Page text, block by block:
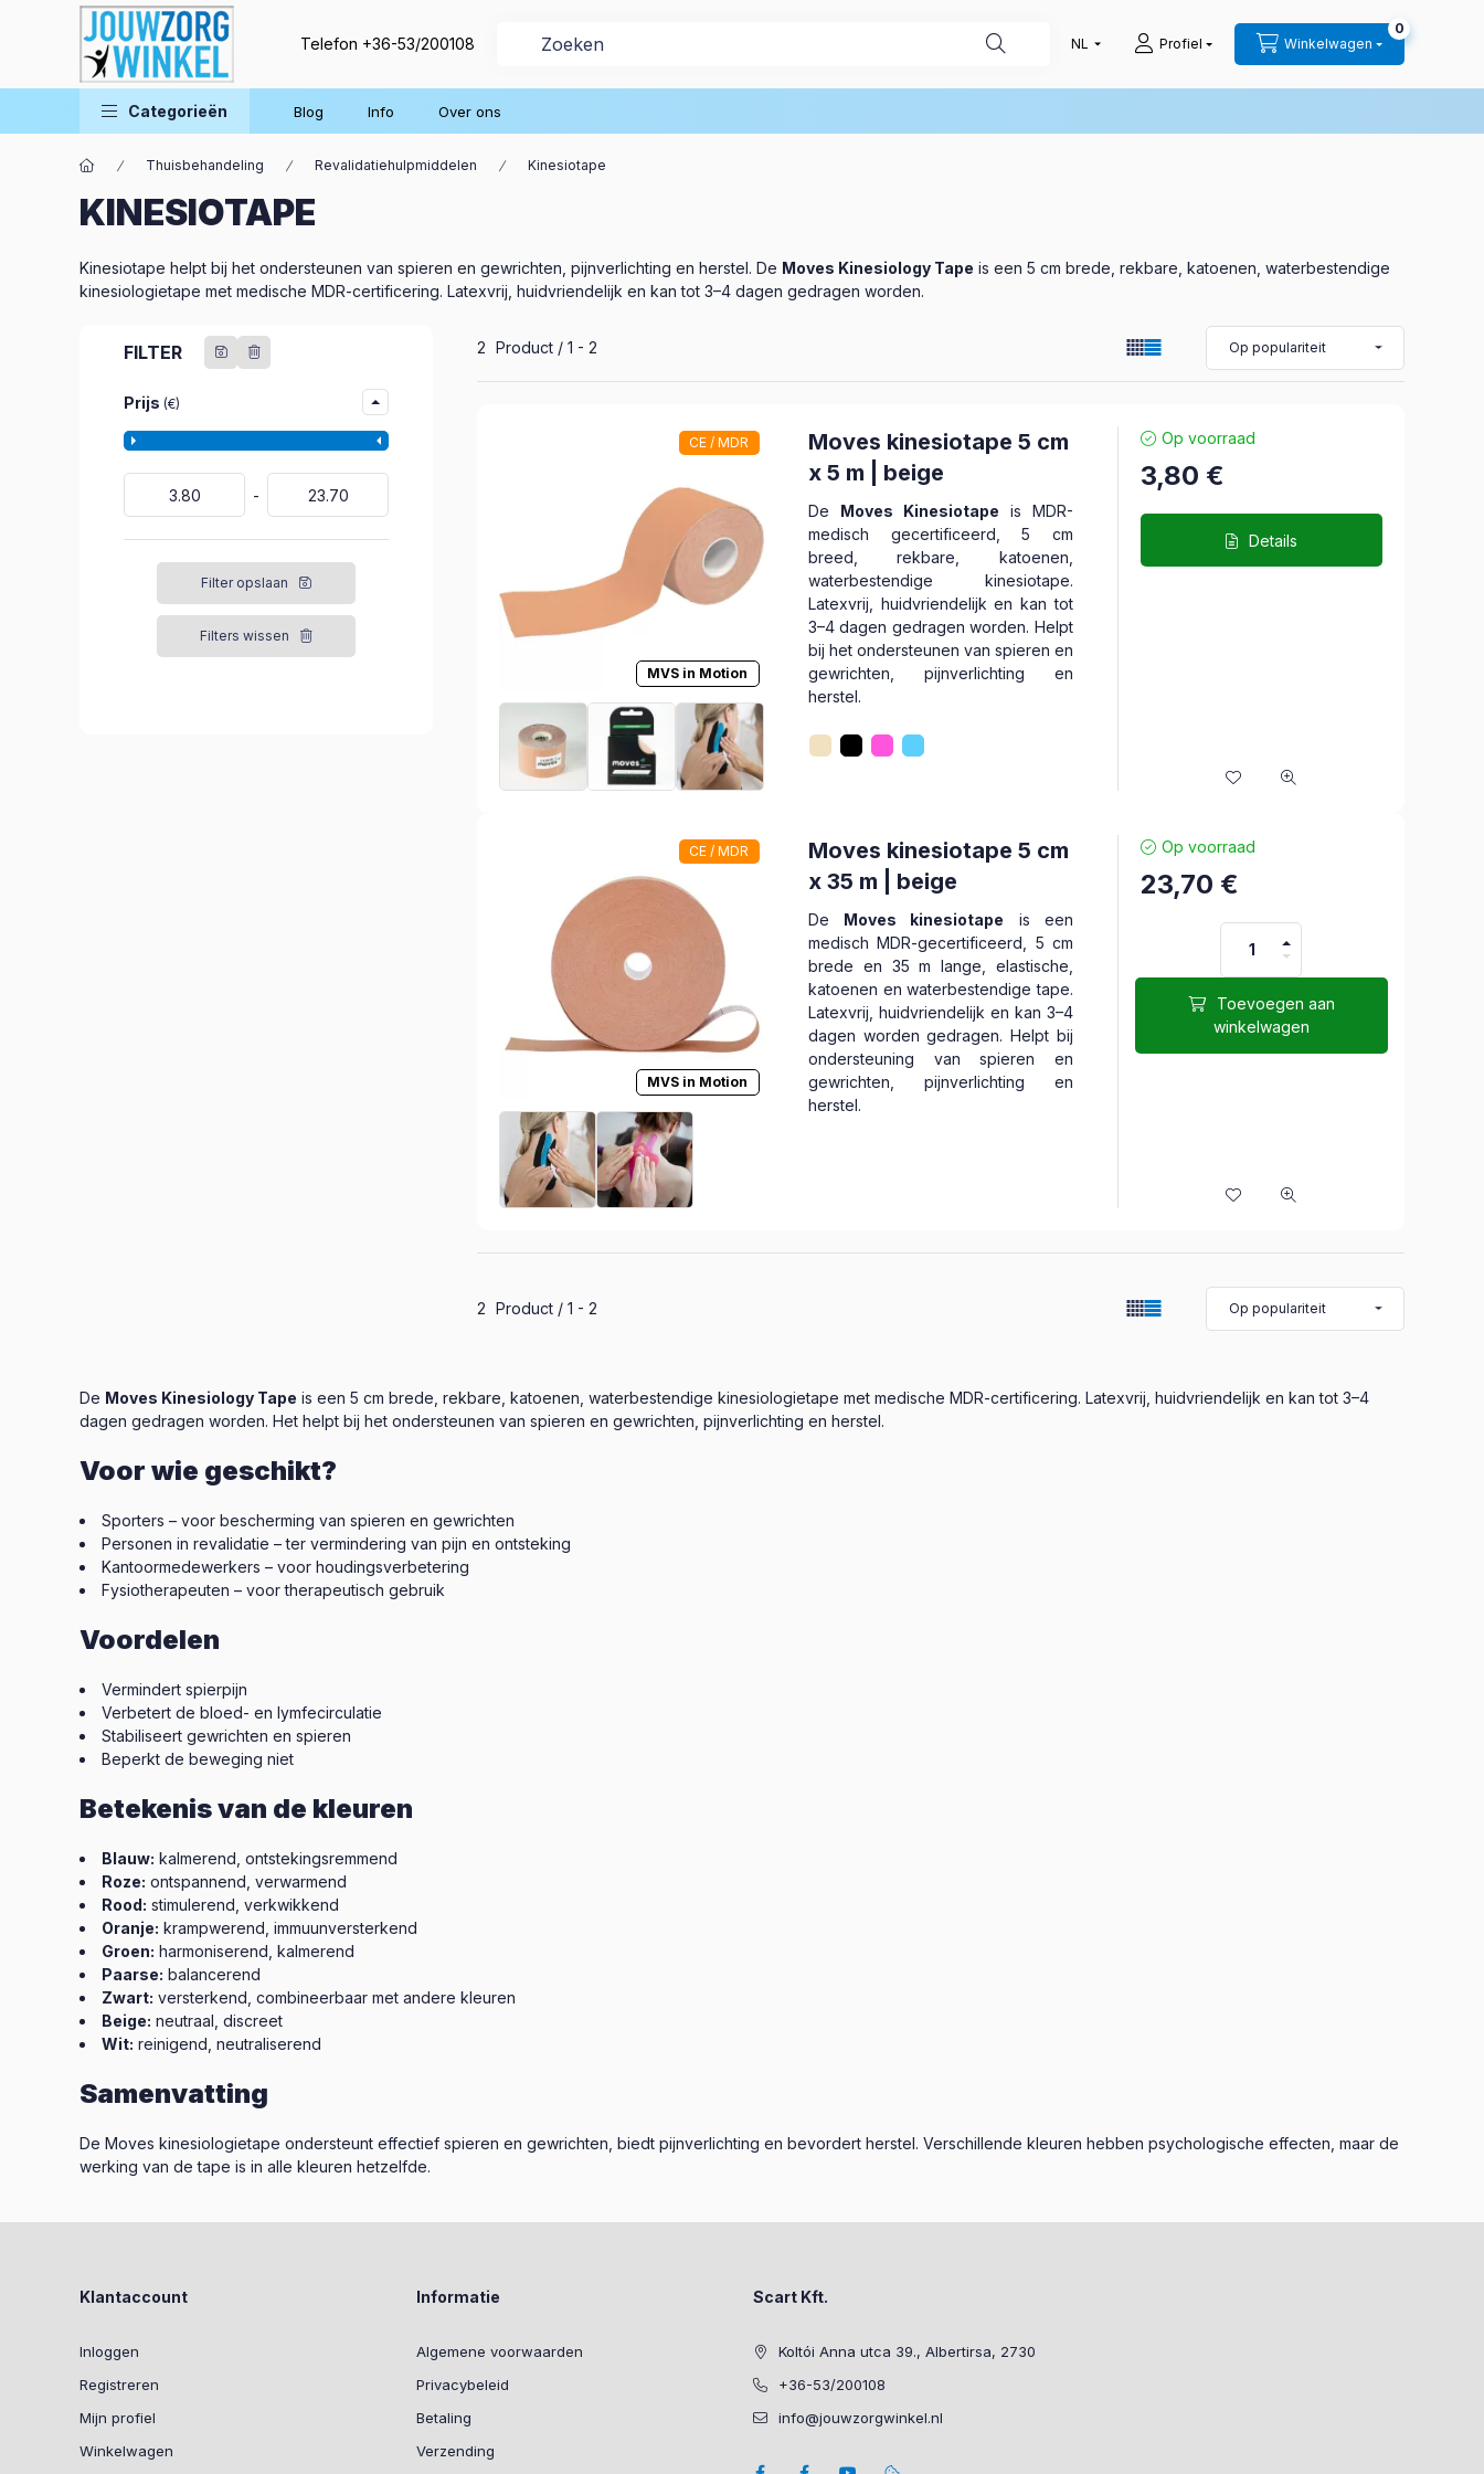
Telefon +36-53/200108 Profiel Winkelwagen
0
Categorieën Blog Info Over ons
Thuisbehandeling Revalidatiehulpmiddelen Kinesiotape
KINESIOTAPE
Kinesiotape helpt bij het ondersteunen van spieren en gewrichten, pijnverlichting en herstel. De Moves Kinesiology Tape is een 5 cm brede, rekbare, katoenen, waterbestendige
kinesiologietape met medische MDR-certificering. Latexvrij, huidvriendelijk en kan tot 3–4 dagen gedragen worden.
FILTER
Prijs (€)
Filter opslaan
Filters wissen
Alle producten in de categorie
2 Product 1 2
CE / MDR
MVS in Motion
Moves kinesiotape 5 cm
x 5 m | beige
De Moves Kinesiotape is MDR-
medisch gecertificeerd, 5 cm
breed, rekbare, katoenen,
waterbestendige kinesiotape.
Latexvrij, huidvriendelijk en kan tot
3–4 dagen gedragen worden. Helpt
bij het ondersteunen van spieren en
gewrichten, pijnverlichting en
herstel.
Op voorraad
3,80 €
Details
CE / MDR
MVS in Motion
Moves kinesiotape 5 cm
x 35 m | beige
De Moves kinesiotape is een
medisch MDR-gecertificeerd, 5 cm
brede en 35 m lange, elastische,
katoenen en waterbestendige tape.
Latexvrij, huidvriendelijk en kan 3–4
dagen worden gedragen. Helpt bij
ondersteuning van spieren en
gewrichten, pijnverlichting en
herstel.
Op voorraad
23,70 €
Toevoegen aan
winkelwagen
Alle producten in de categorie
2 Product 1 2
De Moves Kinesiology Tape is een 5 cm brede, rekbare, katoenen, waterbestendige kinesiologietape met medische MDR-certificering. Latexvrij, huidvriendelijk en kan tot 3–4
dagen gedragen worden. Het helpt bij het ondersteunen van spieren en gewrichten, pijnverlichting en herstel.
Voor wie geschikt?
Sporters – voor bescherming van spieren en gewrichten
Personen in revalidatie – ter vermindering van pijn en ontsteking
Kantoormedewerkers – voor houdingsverbetering
Fysiotherapeuten – voor therapeutisch gebruik
Voordelen
Vermindert spierpijn
Verbetert de bloed- en lymfecirculatie
Stabiliseert gewrichten en spieren
Beperkt de beweging niet
Betekenis van de kleuren
Blauw: kalmerend, ontstekingsremmend
Roze: ontspannend, verwarmend
Rood: stimulerend, verkwikkend
Oranje: krampwerend, immuunversterkend
Groen: harmoniserend, kalmerend
Paarse: balancerend
Zwart: versterkend, combineerbaar met andere kleuren
Beige: neutraal, discreet
Wit: reinigend, neutraliserend
Samenvatting
De Moves kinesiologietape ondersteunt effectief spieren en gewrichten, biedt pijnverlichting en bevordert herstel. Verschillende kleuren hebben psychologische effecten, maar de
werking van de tape is in alle kleuren hetzelfde.
Klantaccount
Inloggen
Registreren
Mijn profiel
Winkelwagen
Informatie
Algemene voorwaarden
Privacybeleid
Betaling
Verzending
Scart Kft.
Koltói Anna utca 39., Albertirsa, 2730
+36-53/200108
info@jouwzorgwinkel.nl